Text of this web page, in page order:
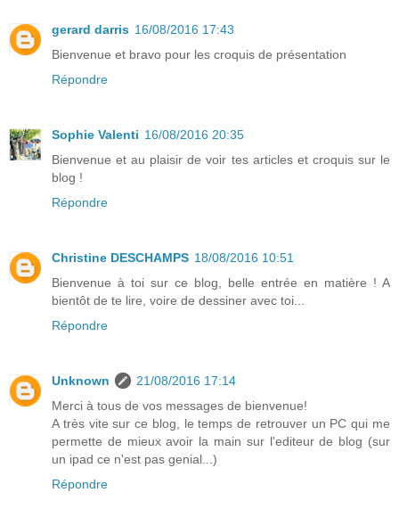
gerard darris 16/08/2016 17:43
Bienvenue et bravo pour les croquis de présentation
Répondre
Sophie Valenti 16/08/2016 20:35
Bienvenue et au plaisir de voir tes articles et croquis sur le
blog !
Répondre
Christine DESCHAMPS 18/08/2016 10:51
Bienvenue à toi sur ce blog, belle entrée en matière ! A
bientôt de te lire, voire de dessiner avec toi...
Répondre
Unknown
21/08/2016 17:14
Merci à tous de vos messages de bienvenue!
A très vite sur ce blog, le temps de retrouver un PC qui me
permette de mieux avoir la main sur l'editeur de blog (sur
un ipad ce n'est pas genial...)
Répondre